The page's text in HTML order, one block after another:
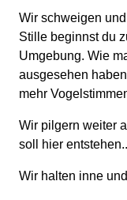
Wir schweigen
Stille beginnst du
Umgebung. Wie
ausgesehen
mehr
Wir pilgern weiter
soll hier
Wir halten inne